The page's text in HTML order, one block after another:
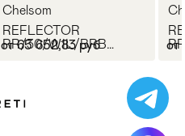
Chelsom
REFLECTOR
RR/30/W1L/BRB
(CEILING MOUNTED)
от 65 652,83 руб от